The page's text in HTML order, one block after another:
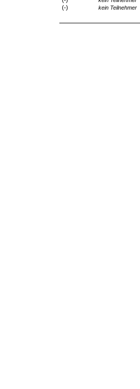
(-)
kein Teilnehmer